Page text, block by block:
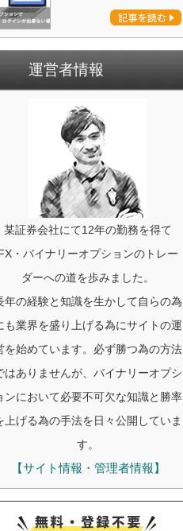
運営者情報
某証券会社にて12年の勤務を得て
・バイナリーオプションのトレー
ダーへの道を歩みました。
年の経験と知識を生かして自らの為
も業界を盛り上げる為にサイトの運
を始めています。必ず勝つ為の方法
はありませんが、バイナリーオプシ
ンにおいて必要不可欠な知識と勝率
上げる為の手法を日々公開していま
す。
【サイト情報・管理者情報】